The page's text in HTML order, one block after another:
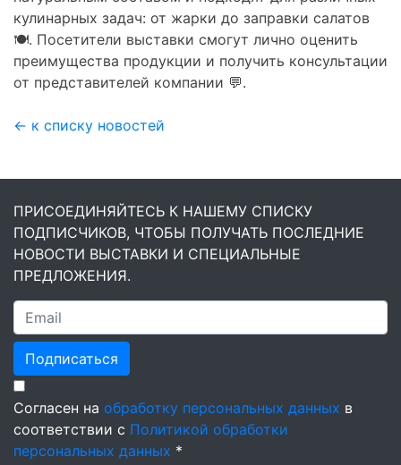
кулинарных задач: от жарки до заправки салатов
🍽️. Посетители выставки смогут лично оценить
преимущества продукции и получить консультации
от представителей компании 💬.
← к списку новостей
ПРИСОЕДИНЯЙТЕСЬ К НАШЕМУ СПИСКУ
ПОДПИСЧИКОВ, ЧТОБЫ ПОЛУЧАТЬ ПОСЛЕДНИЕ
НОВОСТИ ВЫСТАВКИ И СПЕЦИАЛЬНЫЕ
ПРЕДЛОЖЕНИЯ.
Подписаться
Согласен на обработку персональных данных в
соответствии с Политикой обработки
персональных данных *